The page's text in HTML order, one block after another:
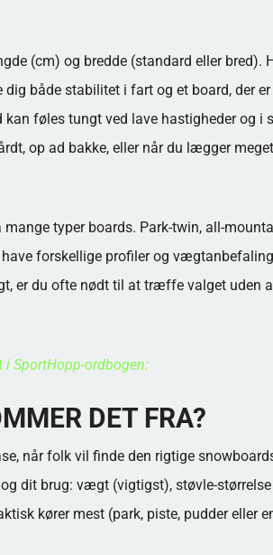
(cm) og bredde (standard eller bred).
både stabilitet i fart og et board, der
føles tungt ved lave hastigheder og i
op ad bakke, eller når du lægger
typer boards. Park-twin, all-
forskellige profiler og
er du ofte nødt til at træffe valget uden
SportHopp-ordbogen:
DET FRA?
når folk vil finde den rigtige
dit brug: vægt (vigtigst), støvle-
kører mest (park, piste, pudder eller